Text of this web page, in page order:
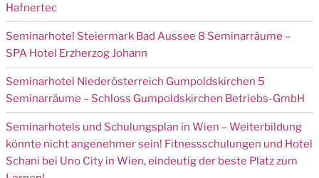
Hafnertec
Seminarhotel Steiermark Bad Aussee 8 Seminarräume –
SPA Hotel Erzherzog Johann
Seminarhotel Niederösterreich Gumpoldskirchen 5
Seminarräume – Schloss Gumpoldskirchen Betriebs-GmbH
Seminarhotels und Schulungsplan in Wien – Weiterbildung
könnte nicht angenehmer sein! Fitnessschulungen und Hotel
Schani bei Uno City in Wien, eindeutig der beste Platz zum